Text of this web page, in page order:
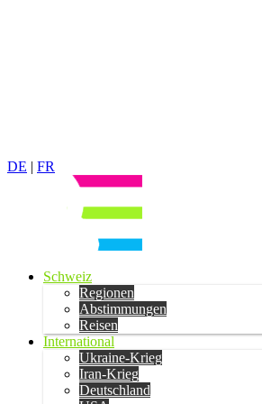
DE | FR
Schweiz
Regionen
Abstimmungen
Reisen
International
Ukraine-Krieg
Iran-Krieg
Deutschland